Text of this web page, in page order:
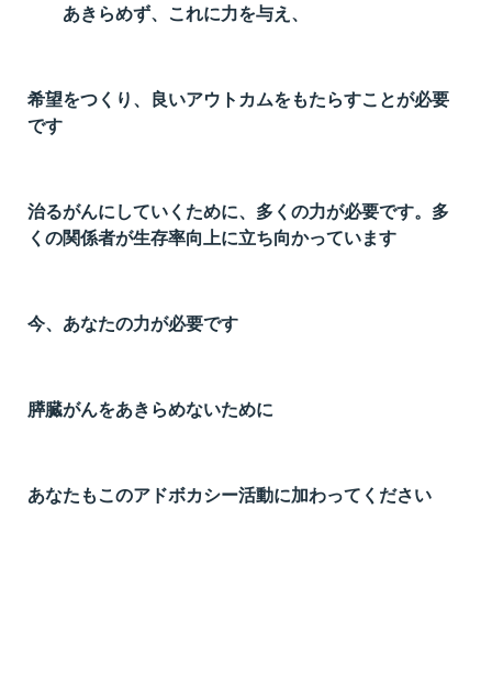
あきらめず、これに力を与え、
希望をつくり、良いアウトカムをもたらすことが必要
です
治るがんにしていくために、多くの力が必要です。多
くの関係者が生存率向上に立ち向かっています
今、あなたの力が必要です
膵臓がんをあきらめないために
あなたもこのアドボカシー活動に加わってください